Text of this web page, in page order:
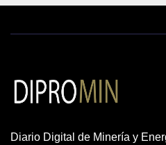
Diario Digital de Minería y